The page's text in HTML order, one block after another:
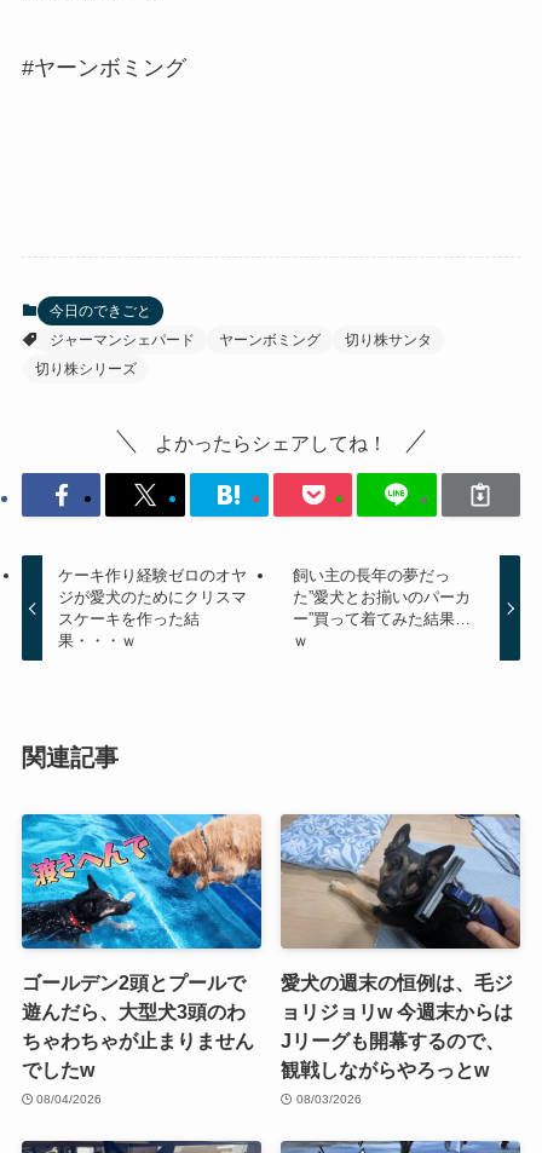
#ヤーンボミング
今日のできごと
ジャーマンシェパード
ヤーンボミング
切り株サンタ
切り株シリーズ
よかったらシェアしてね！
ケーキ作り経験ゼロのオヤ
ジが愛犬のためにクリスマ
スケーキを作った結
果・・・ｗ
飼い主の長年の夢だっ
た”愛犬とお揃いのパーカ
ー”買って着てみた結果…
ｗ
関連記事
ゴールデン2頭とプールで
遊んだら、大型犬3頭のわ
ちゃわちゃが止まりません
でしたw
08/04/2026
愛犬の週末の恒例は、毛ジ
ョリジョリw 今週末からは
Jリーグも開幕するので、
観戦しながらやろっとw
08/03/2026